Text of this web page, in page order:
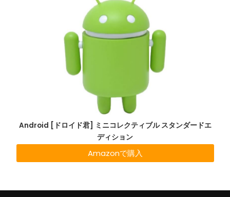
Android [ドロイド君] ミニコレクティブル スタンダードエ
ディション
Amazonで購入